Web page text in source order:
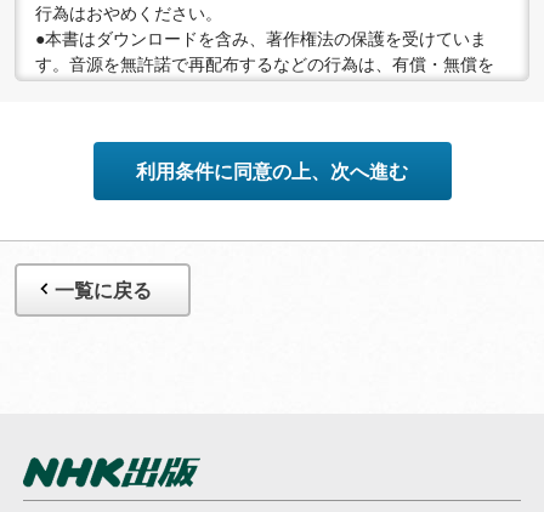
行為はおやめください。
●本書はダウンロードを含み、著作権法の保護を受けていま
す。音源を無許諾で再配布するなどの行為は、有償・無償を
●配信の方法やコンテンツの中身については、事前の告知なく
変更する場合がありますので、あらかじめご了承ください。
利用条件に同意の上、次へ進む
一覧に戻る